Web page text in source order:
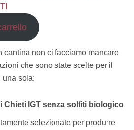
cantina non ci facciamo mancare
che sono state scelte per il
una sola:
Chieti IGT senza solfiti biologico
selezionate per produrre